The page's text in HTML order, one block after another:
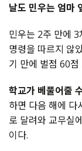
날도 민우는 엄마
민우는 2주 만에
명령을 따르지 않
기 만에 벌점 60
학교가 베풀어줄
하면 다음 해에 다
로 달려와 교무실
이다.